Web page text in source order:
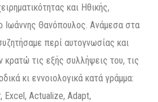
και Ηθικής,
Ιωάννης Θανόπουλος. Ανάμεσα στα
περί αυτογνωσίας και
κρατώ τις εξής συλλήψεις του, τις
κι εννοιολογικά κατά γράμμα:
Excel, Actualize, Adapt,